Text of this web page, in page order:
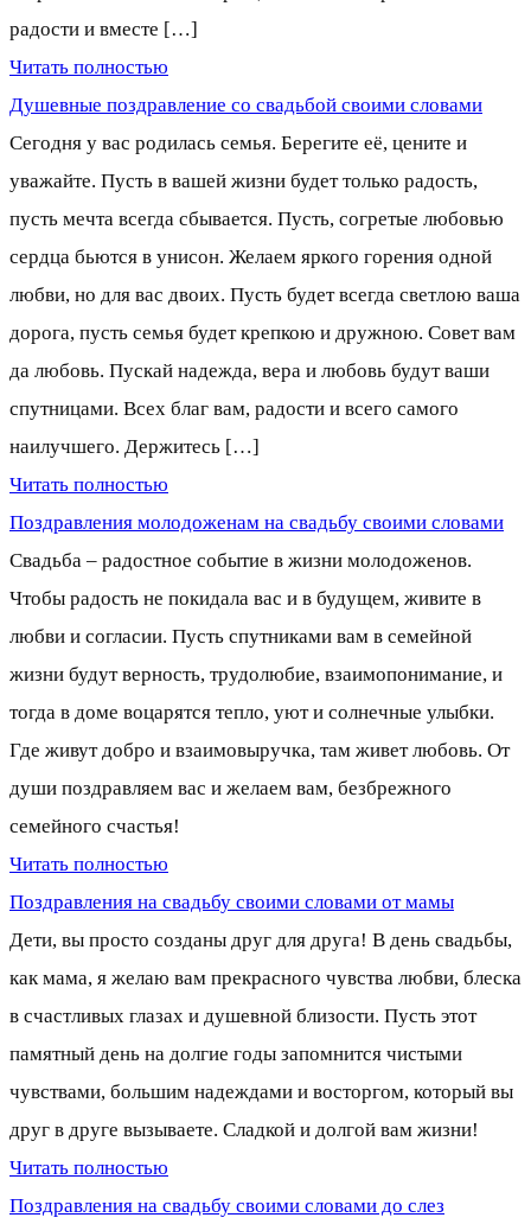
радости и вместе […]
Читать полностью
Душевные поздравление со свадьбой своими словами
Сегодня у вас родилась семья. Берегите её, цените и
уважайте. Пусть в вашей жизни будет только радость,
пусть мечта всегда сбывается. Пусть, согретые любовью
сердца бьются в унисон. Желаем яркого горения одной
любви, но для вас двоих. Пусть будет всегда светлою ваша
дорога, пусть семья будет крепкою и дружною. Совет вам
да любовь. Пускай надежда, вера и любовь будут ваши
спутницами. Всех благ вам, радости и всего самого
наилучшего. Держитесь […]
Читать полностью
Поздравления молодоженам на свадьбу своими словами
Свадьба – радостное событие в жизни молодоженов.
Чтобы радость не покидала вас и в будущем, живите в
любви и согласии. Пусть спутниками вам в семейной
жизни будут верность, трудолюбие, взаимопонимание, и
тогда в доме воцарятся тепло, уют и солнечные улыбки.
Где живут добро и взаимовыручка, там живет любовь. От
души поздравляем вас и желаем вам, безбрежного
семейного счастья!
Читать полностью
Поздравления на свадьбу своими словами от мамы
Дети, вы просто созданы друг для друга! В день свадьбы,
как мама, я желаю вам прекрасного чувства любви, блеска
в счастливых глазах и душевной близости. Пусть этот
памятный день на долгие годы запомнится чистыми
чувствами, большим надеждами и восторгом, который вы
друг в друге вызываете. Сладкой и долгой вам жизни!
Читать полностью
Поздравления на свадьбу своими словами до слез